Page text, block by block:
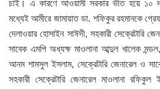
চাই। এ কারণে আওয়ামী সরকার ভীত হয়ে ১০
মধ্যেই আমীরে জামায়াত ডা. শফিকুর রহমানকে
দেলাওয়ার হোসাইন সাঈদী, সহকারী সেক্রেটারি
সাবেক এমপি অধ্যক্ষ মাওলানা আব্দুল খালেক
আনম শামসুল ইসলাম, সেক্রেটারি জেনারেল ও
সহকারী সেক্রেটারি জেনারেল মাওলানা